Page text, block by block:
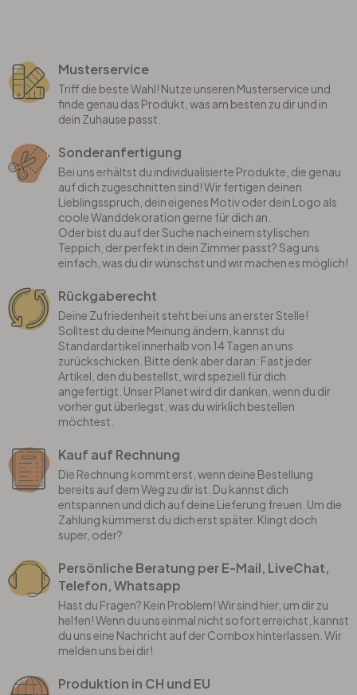
Musterservice
Triff die beste Wahl! Nutze unseren Musterservice und
finde genau das Produkt, was am besten zu dir und in
dein Zuhause passt.
Sonderanfertigung
Bei uns erhältst du individualisierte Produkte, die genau
auf dich zugeschnitten sind! Wir fertigen deinen
Lieblingsspruch, dein eigenes Motiv oder dein Logo als
coole Wanddekoration gerne für dich an.
Oder bist du auf der Suche nach einem stylischen
Teppich, der perfekt in dein Zimmer passt? Sag uns
einfach, was du dir wünschst und wir machen es möglich!
Rückgaberecht
Deine Zufriedenheit steht bei uns an erster Stelle!
Solltest du deine Meinung ändern, kannst du
Standardartikel innerhalb von 14 Tagen an uns
zurückschicken. Bitte denk aber daran: Fast jeder
Artikel, den du bestellst, wird speziell für dich
angefertigt. Unser Planet wird dir danken, wenn du dir
vorher gut überlegst, was du wirklich bestellen
möchtest.
Kauf auf Rechnung
Die Rechnung kommt erst, wenn deine Bestellung
bereits auf dem Weg zu dir ist. Du kannst dich
entspannen und dich auf deine Lieferung freuen. Um die
Zahlung kümmerst du dich erst später. Klingt doch
super, oder?
Persönliche Beratung per E-Mail, LiveChat,
Telefon, Whatsapp
Hast du Fragen? Kein Problem! Wir sind hier, um dir zu
helfen! Wenn du uns einmal nicht sofort erreichst, kannst
du uns eine Nachricht auf der Combox hinterlassen. Wir
melden uns bei dir!
Produktion in CH und EU